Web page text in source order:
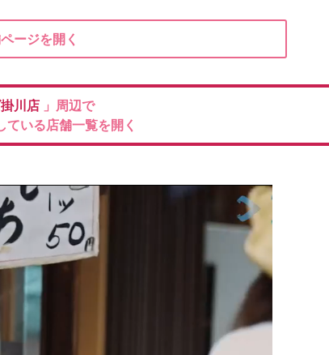
ージを開く
川店 」周辺で
ている店舗一覧を開く